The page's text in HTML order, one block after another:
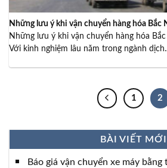
Những lưu ý khi vận chuyển hàng hóa Bắc
Những lưu ý khi vận chuyển hàng hóa
Với kinh nghiệm lâu năm trong ngành
1 2
BÀI VIẾT MỚI
Báo giá vận chuyển xe máy bằng